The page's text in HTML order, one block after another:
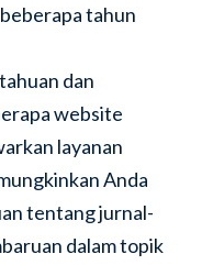
tahun
dan
website
layanan
Anda
tentang jurnal-
dalam topik